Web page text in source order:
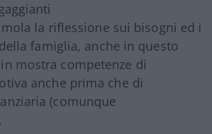
la riflessione sui bisogni ed i
famiglia, anche in questo
mostra competenze di
anche prima che di
(comunque